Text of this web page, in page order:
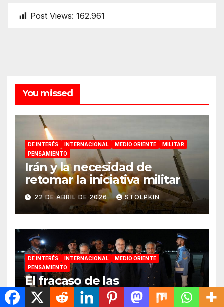
Post Views: 162.961
You missed
DE INTERÉS INTERNACIONAL MEDIO ORIENTE
MILITAR
PENSAMIENTO
Irán y la necesidad de
retomar la iniciativa militar
22 DE ABRIL DE 2026 STOLPKIN
DE INTERÉS INTERNACIONAL
MEDIO ORIENTE
PENSAMIENTO
El fracaso de las
negociaciones en Islamabad